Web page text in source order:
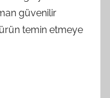
güvenilir
temin etmeye